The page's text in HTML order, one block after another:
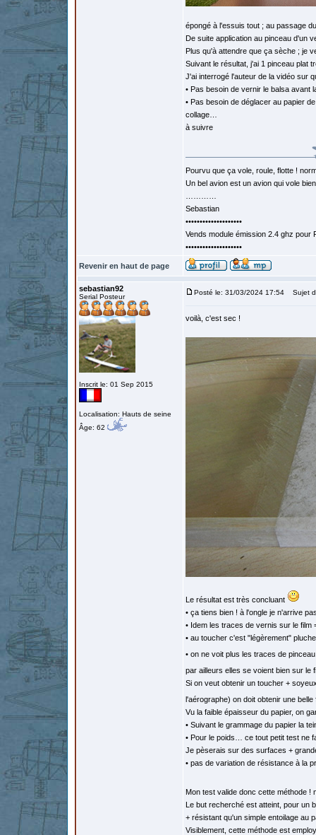
épongé à l'essuis tout ; au passage
De suite application au pinceau d'un
Plus qu'à attendre que ça sèche ; je
Suivant le résultat, j'ai 1 pinceau plat
J'ai interrogé l'auteur de la vidéo sur
• Pas besoin de vernir le balsa avant
• Pas besoin de déglacer au papier
collage…
à suivre
Pourvu que ça vole, roule, flotte !
Un bel avion est un avion qui vole
Sebastian
••••••••••••••••••••
Vends module émission 2.4 ghz
••••••••••••••••••••
Revenir en haut de page
sebastian92
Serial Posteur
Inscrit le: 01 Sep 2015
Localisation: Hauts de seine
Âge: 62
Posté le: 31/03/2024 17:54 Sujet
voilà, c'est sec !
Le résultat est très concluant
• ça tiens bien ! à l'ongle je n'arrive
• Idem les traces de vernis sur le
• au toucher c'est "légèrement"
• on ne voit plus les traces de
par ailleurs elles se voient bien sur le
Si on veut obtenir un toucher +
l'aérographe) on doit obtenir une
Vu la faible épaisseur du papier, on
• Suivant le grammage du papier la
• Pour le poids… ce tout petit test ne
Je pèserais sur des surfaces +
• pas de variation de résistance à la
Mon test valide donc cette méthode
Le but recherché est atteint, pour un
+ résistant qu'un simple entoilage au
Visiblement, cette méthode est